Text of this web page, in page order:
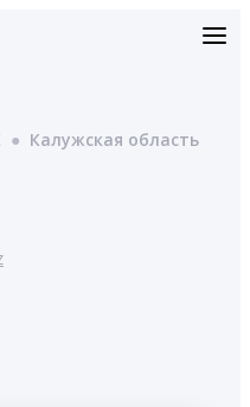
● Калужская область